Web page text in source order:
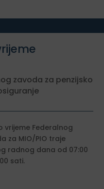
zavoda za penzijsko
vrijeme Federalnog
za MIO/PIO traje
radnog dana od 07:00
sati.